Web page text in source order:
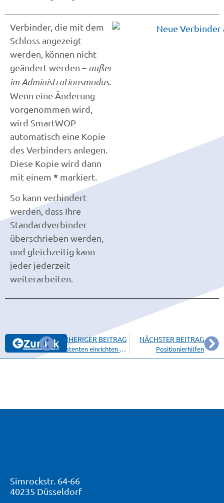
Verbinder, die mit dem
Schloss angezeigt
werden, können nicht
geändert werden – außer
im Administrationsmodus.
Wenn eine Änderung
vorgenommen wird,
wird SmartWOP
automatisch eine Kopie
des Verbinders anlegen.
Diese Kopie wird dann
mit einem * markiert.
So kann verhindert
werden, dass Ihre
Standardverbinder
überschrieben werden,
und gleichzeitig kann
jeder jederzeit
weiterarbeiten.
ZurückVORHERIGER BEITRAG
Assistenten einrichten und verwenden
NÄCHSTER BEITRAG
Positionierhilfen
Simrockstr. 64-66
40235 Düsseldorf